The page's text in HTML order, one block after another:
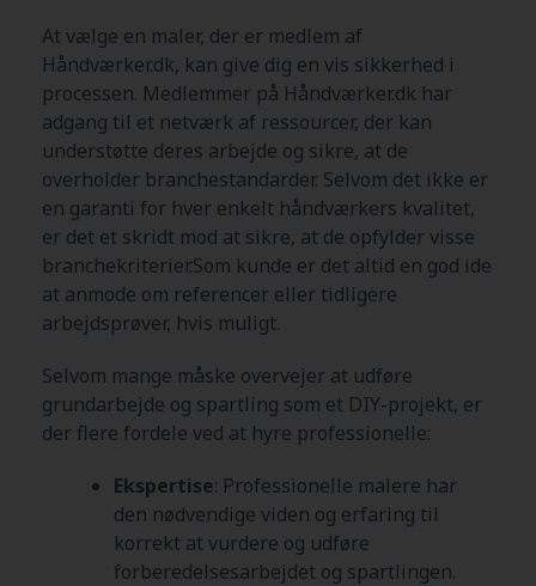
At vælge en maler, der er medlem af
Håndværker.dk, kan give dig en vis sikkerhed i
processen. Medlemmer på Håndværker.dk har
adgang til et netværk af ressourcer, der kan
understøtte deres arbejde og sikre, at de
overholder branchestandarder. Selvom det ikke er
en garanti for hver enkelt håndværkers kvalitet,
er det et skridt mod at sikre, at de opfylder visse
branchekriterier.Som kunde er det altid en god ide
at anmode om referencer eller tidligere
arbejdsprøver, hvis muligt.
Selvom mange måske overvejer at udføre
grundarbejde og spartling som et DIY-projekt, er
der flere fordele ved at hyre professionelle:
Ekspertise: Professionelle malere har
den nødvendige viden og erfaring til
korrekt at vurdere og udføre
forberedelsesarbejdet og spartlingen.